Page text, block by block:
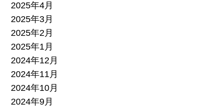
2025年4月
2025年3月
2025年2月
2025年1月
2024年12月
2024年11月
2024年10月
2024年9月